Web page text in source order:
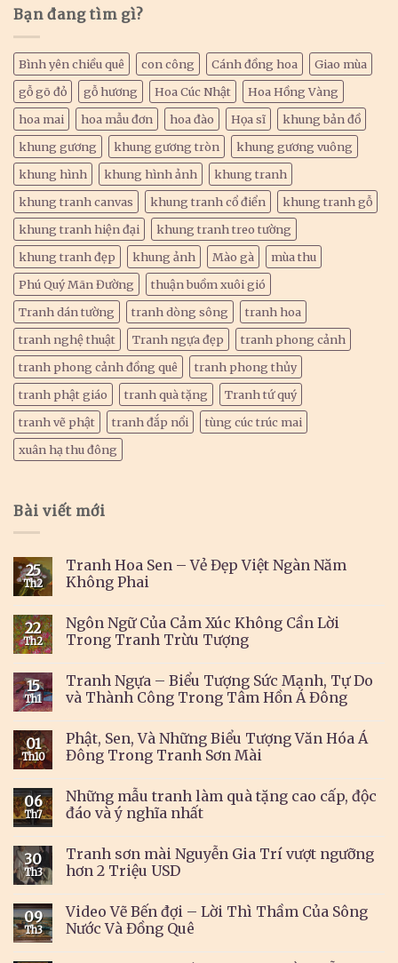
Bạn đang tìm gì?
Bình yên chiều quê con công Cánh đồng hoa
Giao mùa
gỗ gõ đỏ
gỗ hương Hoa Cúc Nhật
Hoa Hồng Vàng
hoa mai
hoa mẫu đơn hoa đào Họa sĩ
khung bản đồ
khung gương
khung gương tròn
khung gương vuông
khung hình
khung hình ảnh
khung tranh
khung tranh canvas
khung tranh cổ điển
khung tranh gỗ
khung tranh hiện đại
khung tranh treo tường
khung tranh đẹp
khung ảnh Mào gà
mùa thu
Phú Quý Mãn Đường
thuận buồm xuôi gió
Tranh dán tường
tranh dòng sông
tranh hoa
tranh nghệ thuật
Tranh ngựa đẹp
tranh phong cảnh
tranh phong cảnh đồng quê
tranh phong thủy
tranh phật giáo
tranh quà tặng
Tranh tứ quý
tranh vẽ phật
tranh đắp nổi
tùng cúc trúc mai
xuân hạ thu đông
Bài viết mới
25
Th2
Tranh Hoa Sen – Vẻ Đẹp Việt Ngàn Năm
Không Phai
22
Th2
Ngôn Ngữ Của Cảm Xúc Không Cần Lời
Trong Tranh Trừu Tượng
15
Th1
Tranh Ngựa – Biểu Tượng Sức Mạnh, Tự Do
và Thành Công Trong Tâm Hồn Á Đông
01
Th10
Phật, Sen, Và Những Biểu Tượng Văn Hóa Á
Đông Trong Tranh Sơn Mài
06
Th7
Những mẫu tranh làm quà tặng cao cấp, độc
đáo và ý nghĩa nhất
30
Th3
Tranh sơn mài Nguyễn Gia Trí vượt ngưỡng
hơn 2 Triệu USD
09
Th3
Video Vẽ Bến đợi – Lời Thì Thầm Của Sông
Nước Và Đồng Quê